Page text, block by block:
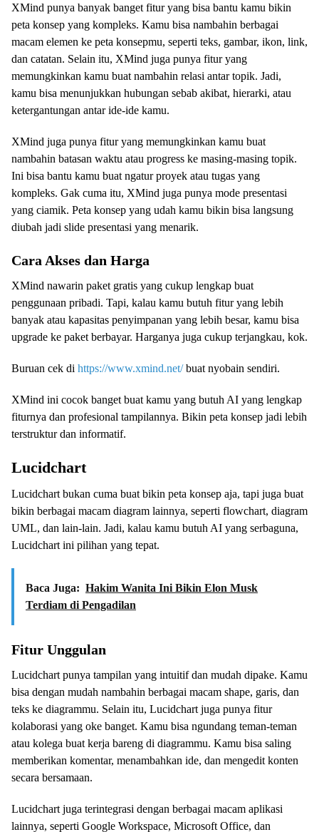
XMind punya banyak banget fitur yang bisa bantu kamu bikin
peta konsep yang kompleks. Kamu bisa nambahin berbagai
macam elemen ke peta konsepmu, seperti teks, gambar, ikon, link,
dan catatan. Selain itu, XMind juga punya fitur yang
memungkinkan kamu buat nambahin relasi antar topik. Jadi,
kamu bisa menunjukkan hubungan sebab akibat, hierarki, atau
ketergantungan antar ide-ide kamu.
XMind juga punya fitur yang memungkinkan kamu buat
nambahin batasan waktu atau progress ke masing-masing topik.
Ini bisa bantu kamu buat ngatur proyek atau tugas yang
kompleks. Gak cuma itu, XMind juga punya mode presentasi
yang ciamik. Peta konsep yang udah kamu bikin bisa langsung
diubah jadi slide presentasi yang menarik.
Cara Akses dan Harga
XMind nawarin paket gratis yang cukup lengkap buat
penggunaan pribadi. Tapi, kalau kamu butuh fitur yang lebih
banyak atau kapasitas penyimpanan yang lebih besar, kamu bisa
upgrade ke paket berbayar. Harganya juga cukup terjangkau, kok.
Buruan cek di https://www.xmind.net/buat nyobain sendiri.
XMind ini cocok banget buat kamu yang butuh AI yang lengkap
fiturnya dan profesional tampilannya. Bikin peta konsep jadi lebih
terstruktur dan informatif.
Lucidchart
Lucidchart bukan cuma buat bikin peta konsep aja, tapi juga buat
bikin berbagai macam diagram lainnya, seperti flowchart, diagram
UML, dan lain-lain. Jadi, kalau kamu butuh AI yang serbaguna,
Lucidchart ini pilihan yang tepat.
Baca Juga: Hakim Wanita Ini Bikin Elon Musk
Terdiam di Pengadilan
Fitur Unggulan
Lucidchart punya tampilan yang intuitif dan mudah dipake. Kamu
bisa dengan mudah nambahin berbagai macam shape, garis, dan
teks ke diagrammu. Selain itu, Lucidchart juga punya fitur
kolaborasi yang oke banget. Kamu bisa ngundang teman-teman
atau kolega buat kerja bareng di diagrammu. Kamu bisa saling
memberikan komentar, menambahkan ide, dan mengedit konten
secara bersamaan.
Lucidchart juga terintegrasi dengan berbagai macam aplikasi
lainnya, seperti Google Workspace, Microsoft Office, dan